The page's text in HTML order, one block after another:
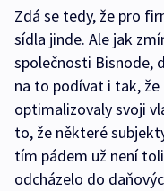
Zdá se tedy, že pro
sídla jinde. Ale jak
společnosti Bisnode,
na to podívat i tak,
optimalizovaly svoji
to, že některé
tím pádem už není
odcházelo do